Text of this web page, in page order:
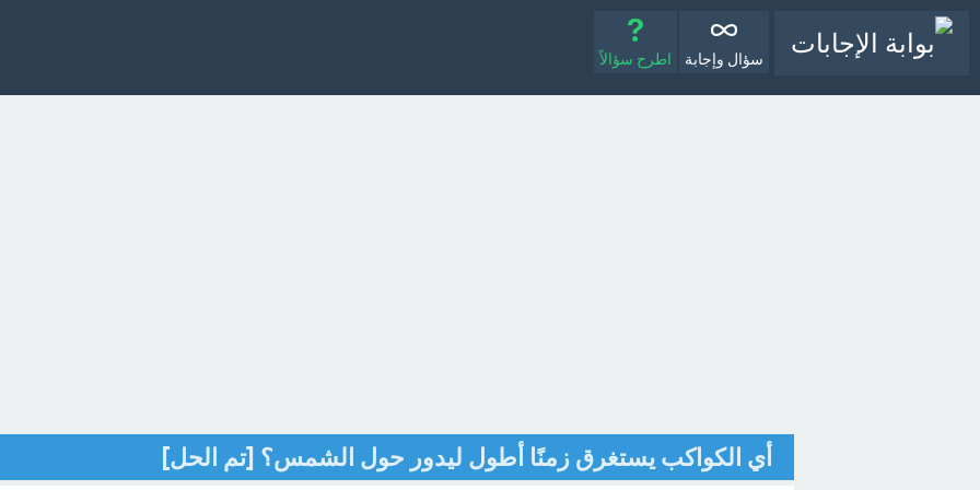
سؤال وإجابة اطرح سؤالاً
أي الكواكب يستغرق زمنًا أطول ليدور حول الشمس؟ [تم الحل]